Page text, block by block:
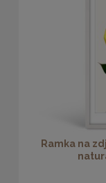
Ramka na